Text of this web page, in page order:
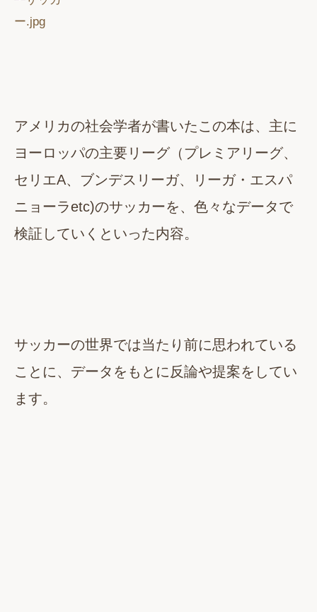
アメリカの社会学者が書いたこの本は、主に
ヨーロッパの主要リーグ（プレミアリーグ、
セリエA、ブンデスリーガ、リーガ・エスパ
ニョーラetc)のサッカーを、色々なデータで
検証していくといった内容。
サッカーの世界では当たり前に思われている
ことに、データをもとに反論や提案をしてい
ます。